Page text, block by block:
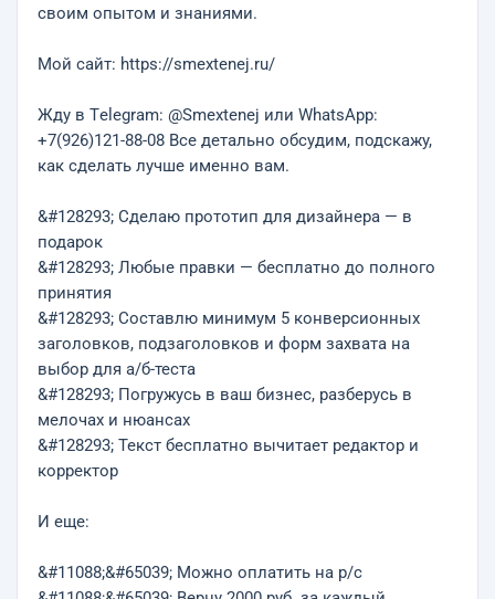
своим опытом и знаниями.
Мой сайт: https://smextenej.ru/
Жду в Тelegram: @Smextenej или WhatsApp:
+7(926)121-88-08 Все детально обсудим, подскажу,
как сделать лучше именно вам.
&#128293; Сделаю прототип для дизайнера — в
подарок
&#128293; Любые правки — бесплатно до полного
принятия
&#128293; Составлю минимум 5 конверсионных
заголовков, подзаголовков и форм захвата на
выбор для а/б-теста
&#128293; Погружусь в ваш бизнес, разберусь в
мелочах и нюансах
&#128293; Текст бесплатно вычитает редактор и
корректор
И еще:
&#11088;&#65039; Можно оплатить на р/с